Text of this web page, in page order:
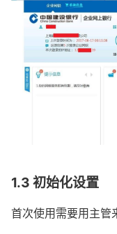
1.3 初始化设置
首次使用需要用主管